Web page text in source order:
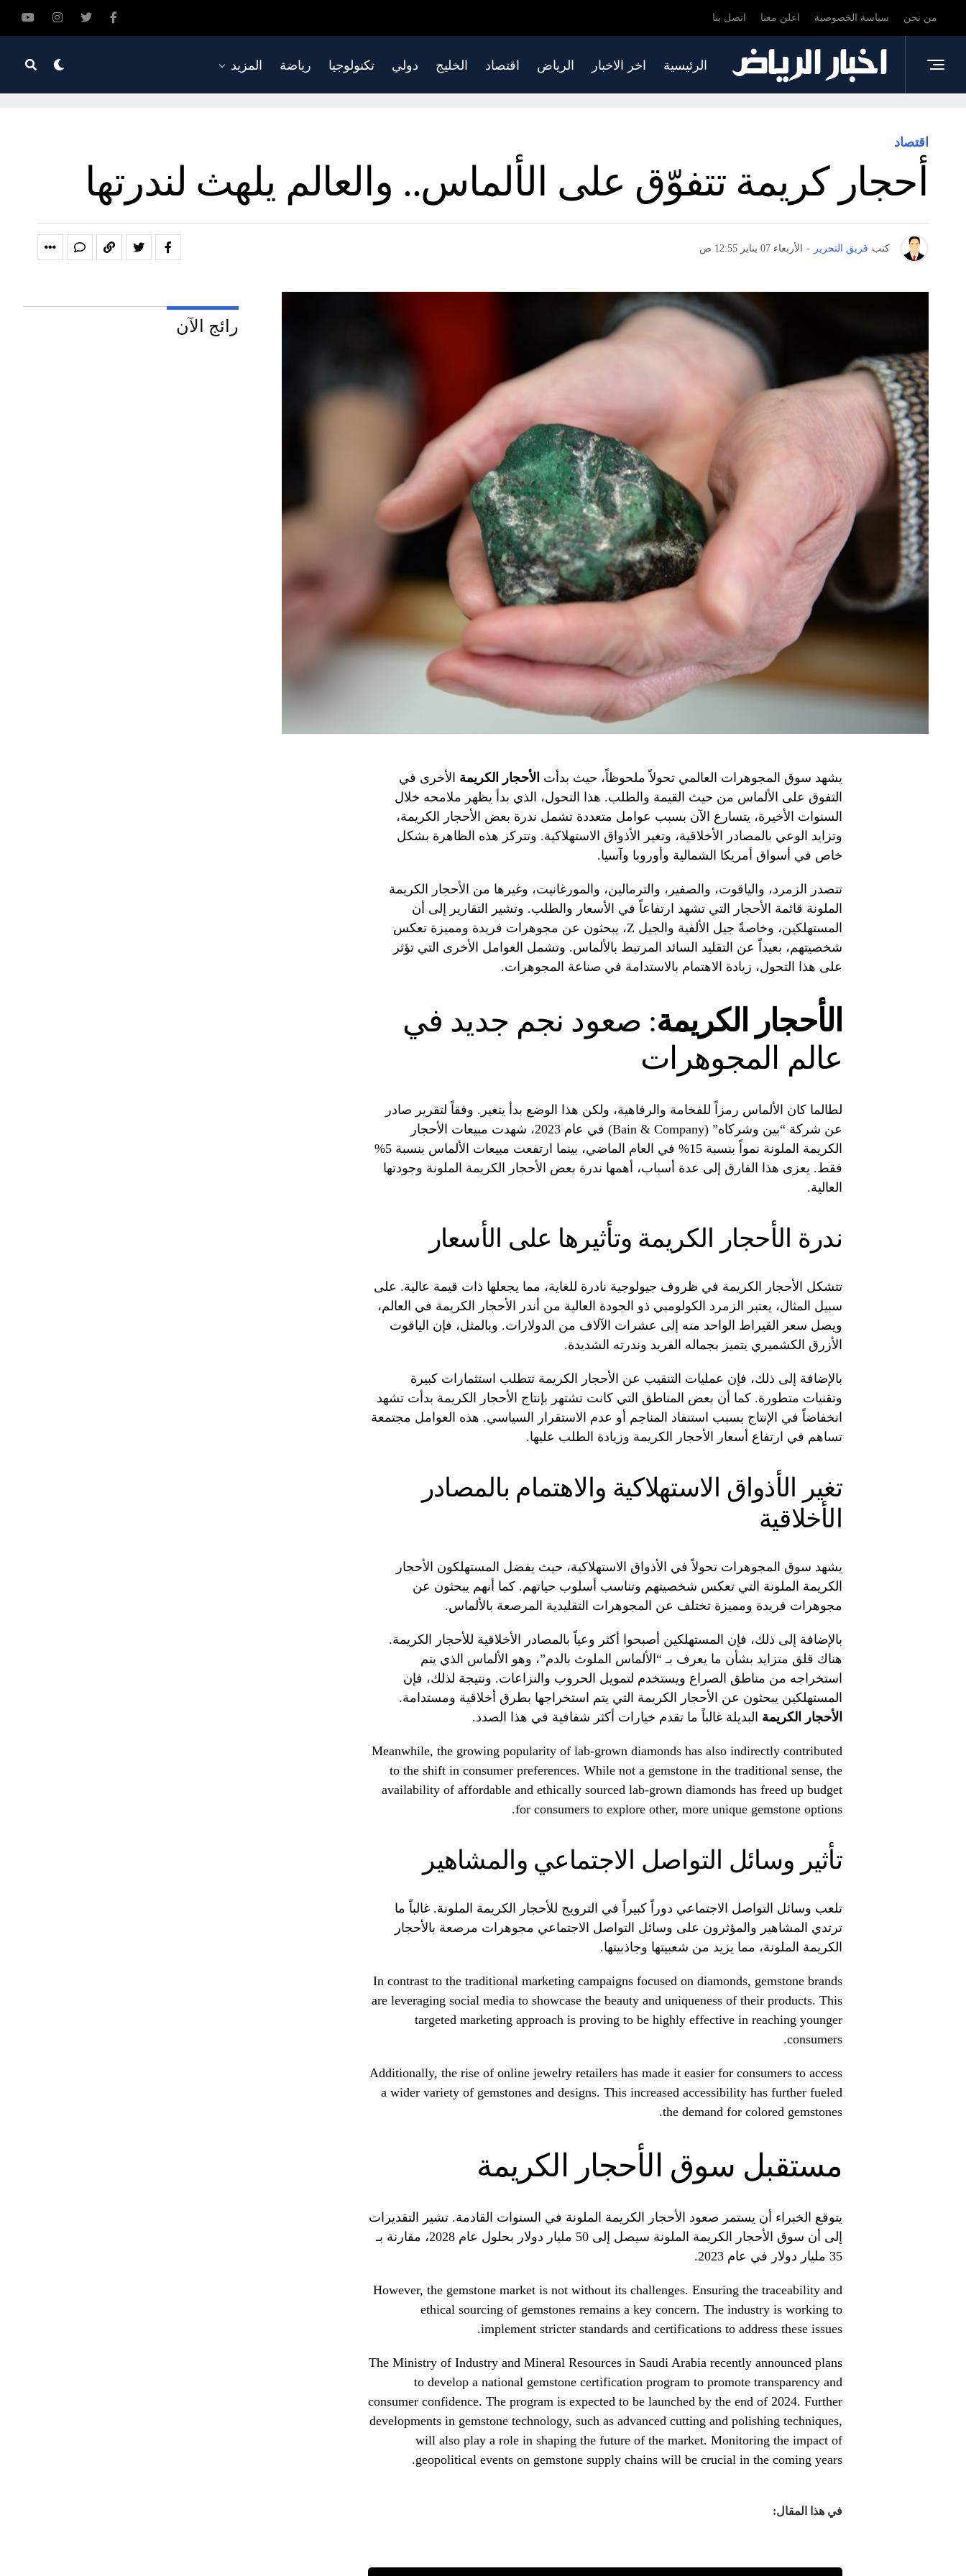
من نحن سياسة الخصوصية اعلن معنا اتصل بنا
الرئيسية اخر الاخبار الرياض اقتصاد الخليج دولي تكنولوجيا رياضة المزيد
اقتصاد
أحجار كريمة تتفوّق على الألماس.. والعالم يلهث لندرتها
كتب فريق التحرير - الأربعاء 07 يناير 12:55 ص
يشهد سوق المجوهرات العالمي تحولاً ملحوظاً، حيث بدأت الأحجار الكريمة الأخرى في
التفوق على الألماس من حيث القيمة والطلب. هذا التحول، الذي بدأ يظهر ملامحه خلال
السنوات الأخيرة، يتسارع الآن بسبب عوامل متعددة تشمل ندرة بعض الأحجار الكريمة،
وتزايد الوعي بالمصادر الأخلاقية، وتغير الأذواق الاستهلاكية. وتتركز هذه الظاهرة بشكل
خاص في أسواق أمريكا الشمالية وأوروبا وآسيا.
تتصدر الزمرد، والياقوت، والصفير، والترمالين، والمورغانيت، وغيرها من الأحجار الكريمة
الملونة قائمة الأحجار التي تشهد ارتفاعاً في الأسعار والطلب. وتشير التقارير إلى أن
المستهلكين، وخاصةً جيل الألفية والجيل Z، يبحثون عن مجوهرات فريدة ومميزة تعكس
شخصيتهم، بعيداً عن التقليد السائد المرتبط بالألماس. وتشمل العوامل الأخرى التي تؤثر
على هذا التحول، زيادة الاهتمام بالاستدامة في صناعة المجوهرات.
الأحجار الكريمة: صعود نجم جديد في
عالم المجوهرات
لطالما كان الألماس رمزاً للفخامة والرفاهية، ولكن هذا الوضع بدأ يتغير. وفقاً لتقرير صادر
عن شركة “بين وشركاه” (Bain & Company) في عام 2023، شهدت مبيعات الأحجار
الكريمة الملونة نمواً بنسبة 15% في العام الماضي، بينما ارتفعت مبيعات الألماس بنسبة 5%
فقط. يعزى هذا الفارق إلى عدة أسباب، أهمها ندرة بعض الأحجار الكريمة الملونة وجودتها
العالية.
ندرة الأحجار الكريمة وتأثيرها على الأسعار
تتشكل الأحجار الكريمة في ظروف جيولوجية نادرة للغاية، مما يجعلها ذات قيمة عالية. على
سبيل المثال، يعتبر الزمرد الكولومبي ذو الجودة العالية من أندر الأحجار الكريمة في العالم،
ويصل سعر القيراط الواحد منه إلى عشرات الآلاف من الدولارات. وبالمثل، فإن الياقوت
الأزرق الكشميري يتميز بجماله الفريد وندرته الشديدة.
بالإضافة إلى ذلك، فإن عمليات التنقيب عن الأحجار الكريمة تتطلب استثمارات كبيرة
وتقنيات متطورة. كما أن بعض المناطق التي كانت تشتهر بإنتاج الأحجار الكريمة بدأت تشهد
انخفاضاً في الإنتاج بسبب استنفاد المناجم أو عدم الاستقرار السياسي. هذه العوامل مجتمعة
تساهم في ارتفاع أسعار الأحجار الكريمة وزيادة الطلب عليها.
تغير الأذواق الاستهلاكية والاهتمام بالمصادر
الأخلاقية
يشهد سوق المجوهرات تحولاً في الأذواق الاستهلاكية، حيث يفضل المستهلكون الأحجار
الكريمة الملونة التي تعكس شخصيتهم وتناسب أسلوب حياتهم. كما أنهم يبحثون عن
مجوهرات فريدة ومميزة تختلف عن المجوهرات التقليدية المرصعة بالألماس.
بالإضافة إلى ذلك، فإن المستهلكين أصبحوا أكثر وعياً بالمصادر الأخلاقية للأحجار الكريمة.
هناك قلق متزايد بشأن ما يعرف بـ “الألماس الملوث بالدم”، وهو الألماس الذي يتم
استخراجه من مناطق الصراع ويستخدم لتمويل الحروب والنزاعات. ونتيجة لذلك، فإن
المستهلكين يبحثون عن الأحجار الكريمة التي يتم استخراجها بطرق أخلاقية ومستدامة.
الأحجار الكريمة البديلة غالباً ما تقدم خيارات أكثر شفافية في هذا الصدد.
Meanwhile, the growing popularity of lab-grown diamonds has also indirectly contributed
to the shift in consumer preferences. While not a gemstone in the traditional sense, the
availability of affordable and ethically sourced lab-grown diamonds has freed up budget
for consumers to explore other, more unique gemstone options.
تأثير وسائل التواصل الاجتماعي والمشاهير
تلعب وسائل التواصل الاجتماعي دوراً كبيراً في الترويج للأحجار الكريمة الملونة. غالباً ما
ترتدي المشاهير والمؤثرون على وسائل التواصل الاجتماعي مجوهرات مرصعة بالأحجار
الكريمة الملونة، مما يزيد من شعبيتها وجاذبيتها.
In contrast to the traditional marketing campaigns focused on diamonds, gemstone brands
are leveraging social media to showcase the beauty and uniqueness of their products. This
targeted marketing approach is proving to be highly effective in reaching younger
consumers.
Additionally, the rise of online jewelry retailers has made it easier for consumers to access
a wider variety of gemstones and designs. This increased accessibility has further fueled
the demand for colored gemstones.
مستقبل سوق الأحجار الكريمة
يتوقع الخبراء أن يستمر صعود الأحجار الكريمة الملونة في السنوات القادمة. تشير التقديرات
إلى أن سوق الأحجار الكريمة الملونة سيصل إلى 50 مليار دولار بحلول عام 2028، مقارنة بـ
35 مليار دولار في عام 2023.
However, the gemstone market is not without its challenges. Ensuring the traceability and
ethical sourcing of gemstones remains a key concern. The industry is working to
implement stricter standards and certifications to address these issues.
The Ministry of Industry and Mineral Resources in Saudi Arabia recently announced plans
to develop a national gemstone certification program to promote transparency and
consumer confidence. The program is expected to be launched by the end of 2024. Further
developments in gemstone technology, such as advanced cutting and polishing techniques,
will also play a role in shaping the future of the market. Monitoring the impact of
geopolitical events on gemstone supply chains will be crucial in the coming years.
في هذا المقال:
رائج الآن